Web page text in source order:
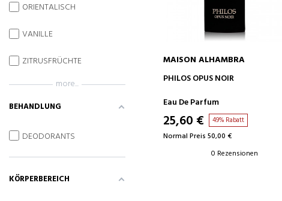
IN DEN WARENKORB
MAISON ALHAMBRA
PHILOS OPUS NOIR
Eau De Parfum
25,60 € 49% Rabatt
Normal Preis 50,00 €
0 Rezensionen
ORIENTALISCH
VANILLE
ZITRUSFRÜCHTE
more...
BEHANDLUNG
DEODORANTS
KÖRPERBEREICH